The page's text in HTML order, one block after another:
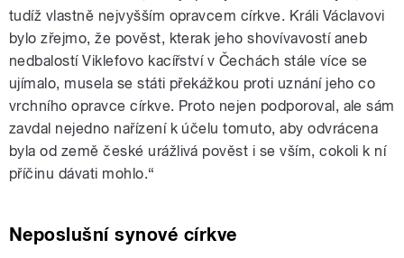
tudíž vlastně nejvyšším opravcem církve. Králi Václavovi
bylo zřejmo, že pověst, kterak jeho shovívavostí aneb
nedbalostí Viklefovo kacířství v Čechách stále více se
ujímalo, musela se státi překážkou proti uznání jeho co
vrchního opravce církve. Proto nejen podporoval, ale sám
zavdal nejedno nařízení k účelu tomuto, aby odvrácena
byla od země české urážlivá pověst i se vším, cokoli k ní
příčinu dávati mohlo.“
Neposlušní synové církve